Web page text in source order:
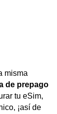
misma
de prepago
tu eSim,
¡así de